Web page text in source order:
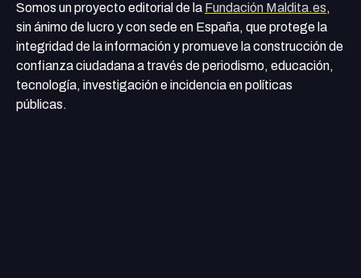
Somos un proyecto editorial de la Fundación Maldita.es,
sin ánimo de lucro y con sede en España, que protege la
integridad de la información y promueve la construcción de
confianza ciudadana a través de periodismo, educación,
tecnología, investigación e incidencia en políticas
públicas.